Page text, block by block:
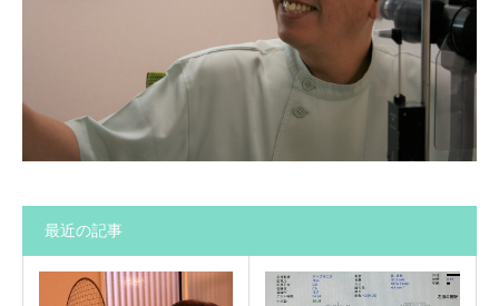
最近の記事